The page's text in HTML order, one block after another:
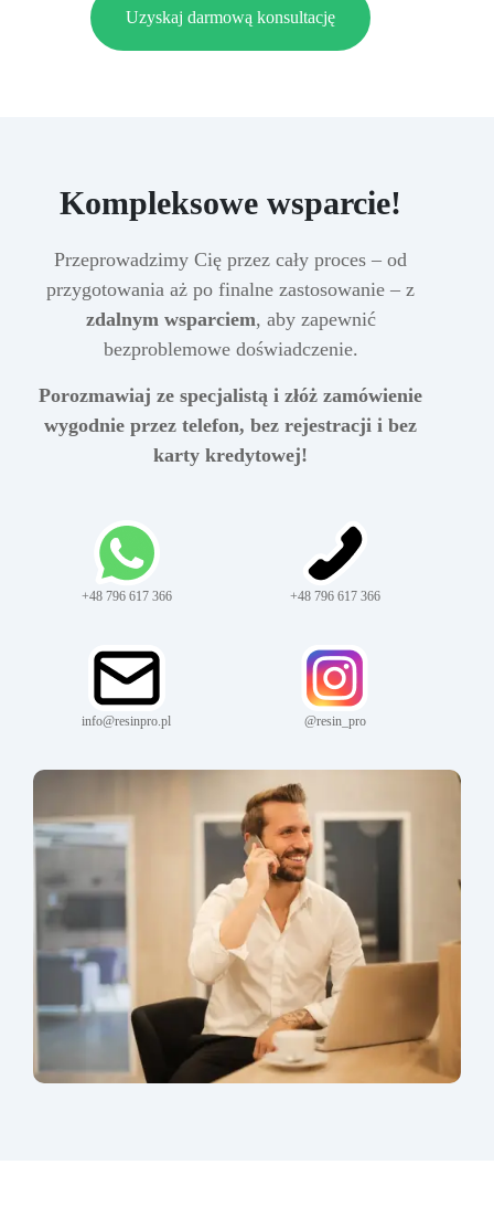
Uzyskaj darmową konsultację
Kompleksowe wsparcie!
Przeprowadzimy Cię przez cały proces – od
przygotowania aż po finalne zastosowanie – z
zdalnym wsparciem, aby zapewnić
bezproblemowe doświadczenie.
Porozmawiaj ze specjalistą i złóż zamówienie
wygodnie przez telefon, bez rejestracji i bez
karty kredytowej!
+48 796 617 366 +48 796 617 366
info@resinpro.pl @resin_pro